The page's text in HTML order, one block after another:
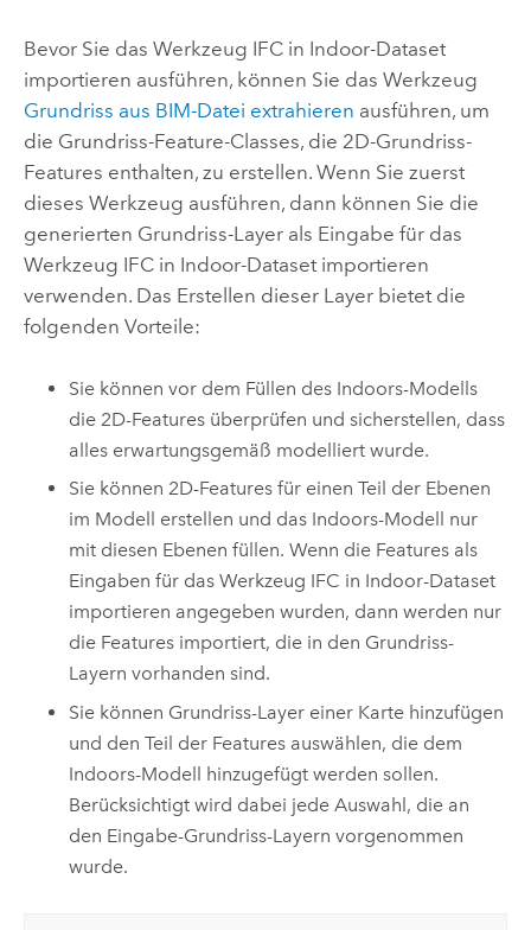
Bevor Sie das Werkzeug IFC in Indoor-Dataset
importieren ausführen, können Sie das Werkzeug
Grundriss aus BIM-Datei extrahieren ausführen, um
die Grundriss-Feature-Classes, die 2D-Grundriss-
Features enthalten, zu erstellen. Wenn Sie zuerst
dieses Werkzeug ausführen, dann können Sie die
generierten Grundriss-Layer als Eingabe für das
Werkzeug IFC in Indoor-Dataset importieren
verwenden. Das Erstellen dieser Layer bietet die
folgenden Vorteile:
Sie können vor dem Füllen des Indoors-Modells
die 2D-Features überprüfen und sicherstellen, dass
alles erwartungsgemäß modelliert wurde.
Sie können 2D-Features für einen Teil der Ebenen
im Modell erstellen und das Indoors-Modell nur
mit diesen Ebenen füllen. Wenn die Features als
Eingaben für das Werkzeug IFC in Indoor-Dataset
importieren angegeben wurden, dann werden nur
die Features importiert, die in den Grundriss-
Layern vorhanden sind.
Sie können Grundriss-Layer einer Karte hinzufügen
und den Teil der Features auswählen, die dem
Indoors-Modell hinzugefügt werden sollen.
Berücksichtigt wird dabei jede Auswahl, die an
den Eingabe-Grundriss-Layern vorgenommen
wurde.